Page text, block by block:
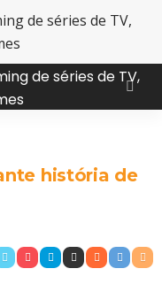
história de